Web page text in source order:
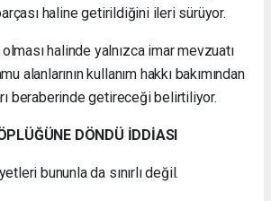
haline getirildiğini ileri sürüyor.
halinde yalnızca imar mevzuatı
alanlarının kullanım hakkı bakımından
beraberinde getireceği belirtiliyor.
DÖNDÜ İDDİASI
bununla da sınırlı değil.